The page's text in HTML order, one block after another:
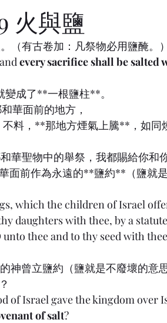
火與鹽
（有古卷加：凡祭物必用鹽醃。）
every sacrifice shall be salted
變成了**一根鹽柱**。
華面前的地方，
料，**那地方煙氣上騰**，如同
華聖物中的舉祭，我都賜給你和
面前作為永遠的**鹽約**（鹽就
which the children of Israel
daughters with thee, by a
thee and to thy seed with
神曾立鹽約（鹽就是不廢壞的意
of Israel gave the kingdom over
of salt?